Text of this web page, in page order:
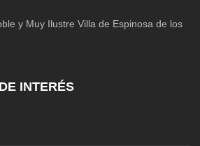
y Muy Ilustre Villa de Espinosa de los
INTERÉS